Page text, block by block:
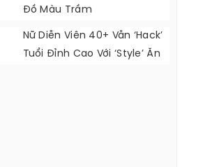
Đồ Màu Trầm
Nữ Diễn Viên 40+ Vẫn ‘hack’
Tuổi Đỉnh Cao Với ‘style’ Ăn